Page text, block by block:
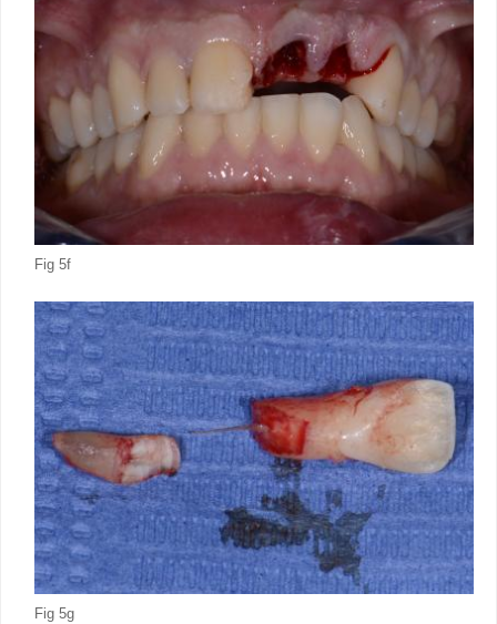
Fig 5f
Fig 5g